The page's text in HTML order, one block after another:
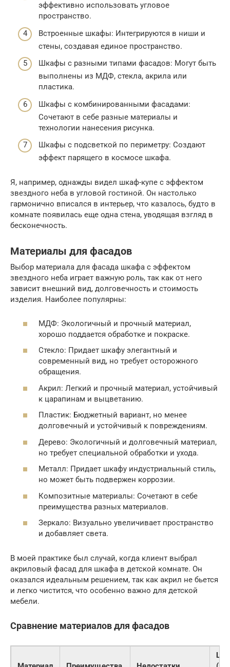
эффективно использовать угловое
пространство.
Встроенные шкафы: Интегрируются в ниши и
стены, создавая единое пространство.
Шкафы с разными типами фасадов: Могут быть
выполнены из МДФ, стекла, акрила или
пластика.
Шкафы с комбинированными фасадами:
Сочетают в себе разные материалы и
технологии нанесения рисунка.
Шкафы с подсветкой по периметру: Создают
эффект парящего в космосе шкафа.
Я, например, однажды видел шкаф-купе с эффектом
звездного неба в угловой гостиной. Он настолько
гармонично вписался в интерьер, что казалось, будто в
комнате появилась еще одна стена, уводящая взгляд в
бесконечность.
Материалы для фасадов
Выбор материала для фасада шкафа с эффектом
звездного неба играет важную роль, так как от него
зависит внешний вид, долговечность и стоимость
изделия. Наиболее популярны:
МДФ: Экологичный и прочный материал,
хорошо поддается обработке и покраске.
Стекло: Придает шкафу элегантный и
современный вид, но требует осторожного
обращения.
Акрил: Легкий и прочный материал, устойчивый
к царапинам и выцветанию.
Пластик: Бюджетный вариант, но менее
долговечный и устойчивый к повреждениям.
Дерево: Экологичный и долговечный материал,
но требует специальной обработки и ухода.
Металл: Придает шкафу индустриальный стиль,
но может быть подвержен коррозии.
Композитные материалы: Сочетают в себе
преимущества разных материалов.
Зеркало: Визуально увеличивает пространство
и добавляет света.
В моей практике был случай, когда клиент выбрал
акриловый фасад для шкафа в детской комнате. Он
оказался идеальным решением, так как акрил не бьется
и легко чистится, что особенно важно для детской
мебели.
Сравнение материалов для фасадов